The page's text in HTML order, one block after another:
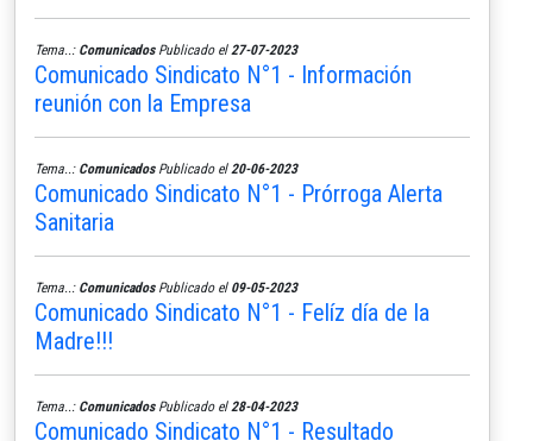
Tema..: ComunicadosPublicado el 27-07-2023
Comunicado Sindicato N°1 - Información
reunión con la Empresa
Tema..: ComunicadosPublicado el 20-06-2023
Comunicado Sindicato N°1 - Prórroga Alerta
Sanitaria
Tema..: ComunicadosPublicado el 09-05-2023
Comunicado Sindicato N°1 - Felíz día de la
Madre!!!
Tema..: ComunicadosPublicado el 28-04-2023
Comunicado Sindicato N°1 - Resultado